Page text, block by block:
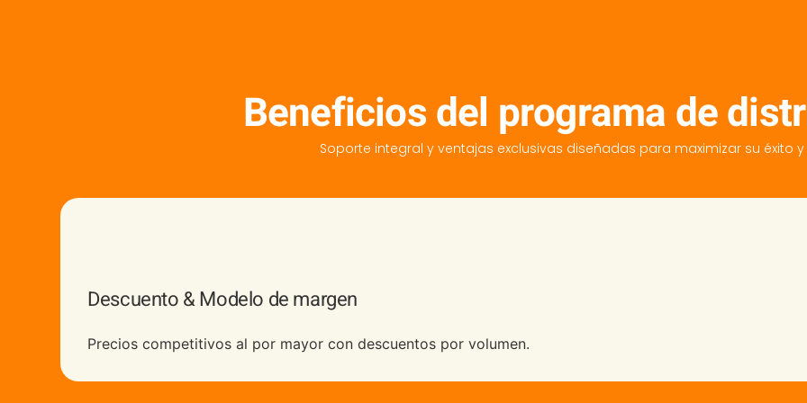
Beneficios del programa de
Soporte integral y ventajas exclusivas diseñadas para maximizar su éxito
Descuento & Modelo de margen
Precios competitivos al por mayor con descuentos por volumen.